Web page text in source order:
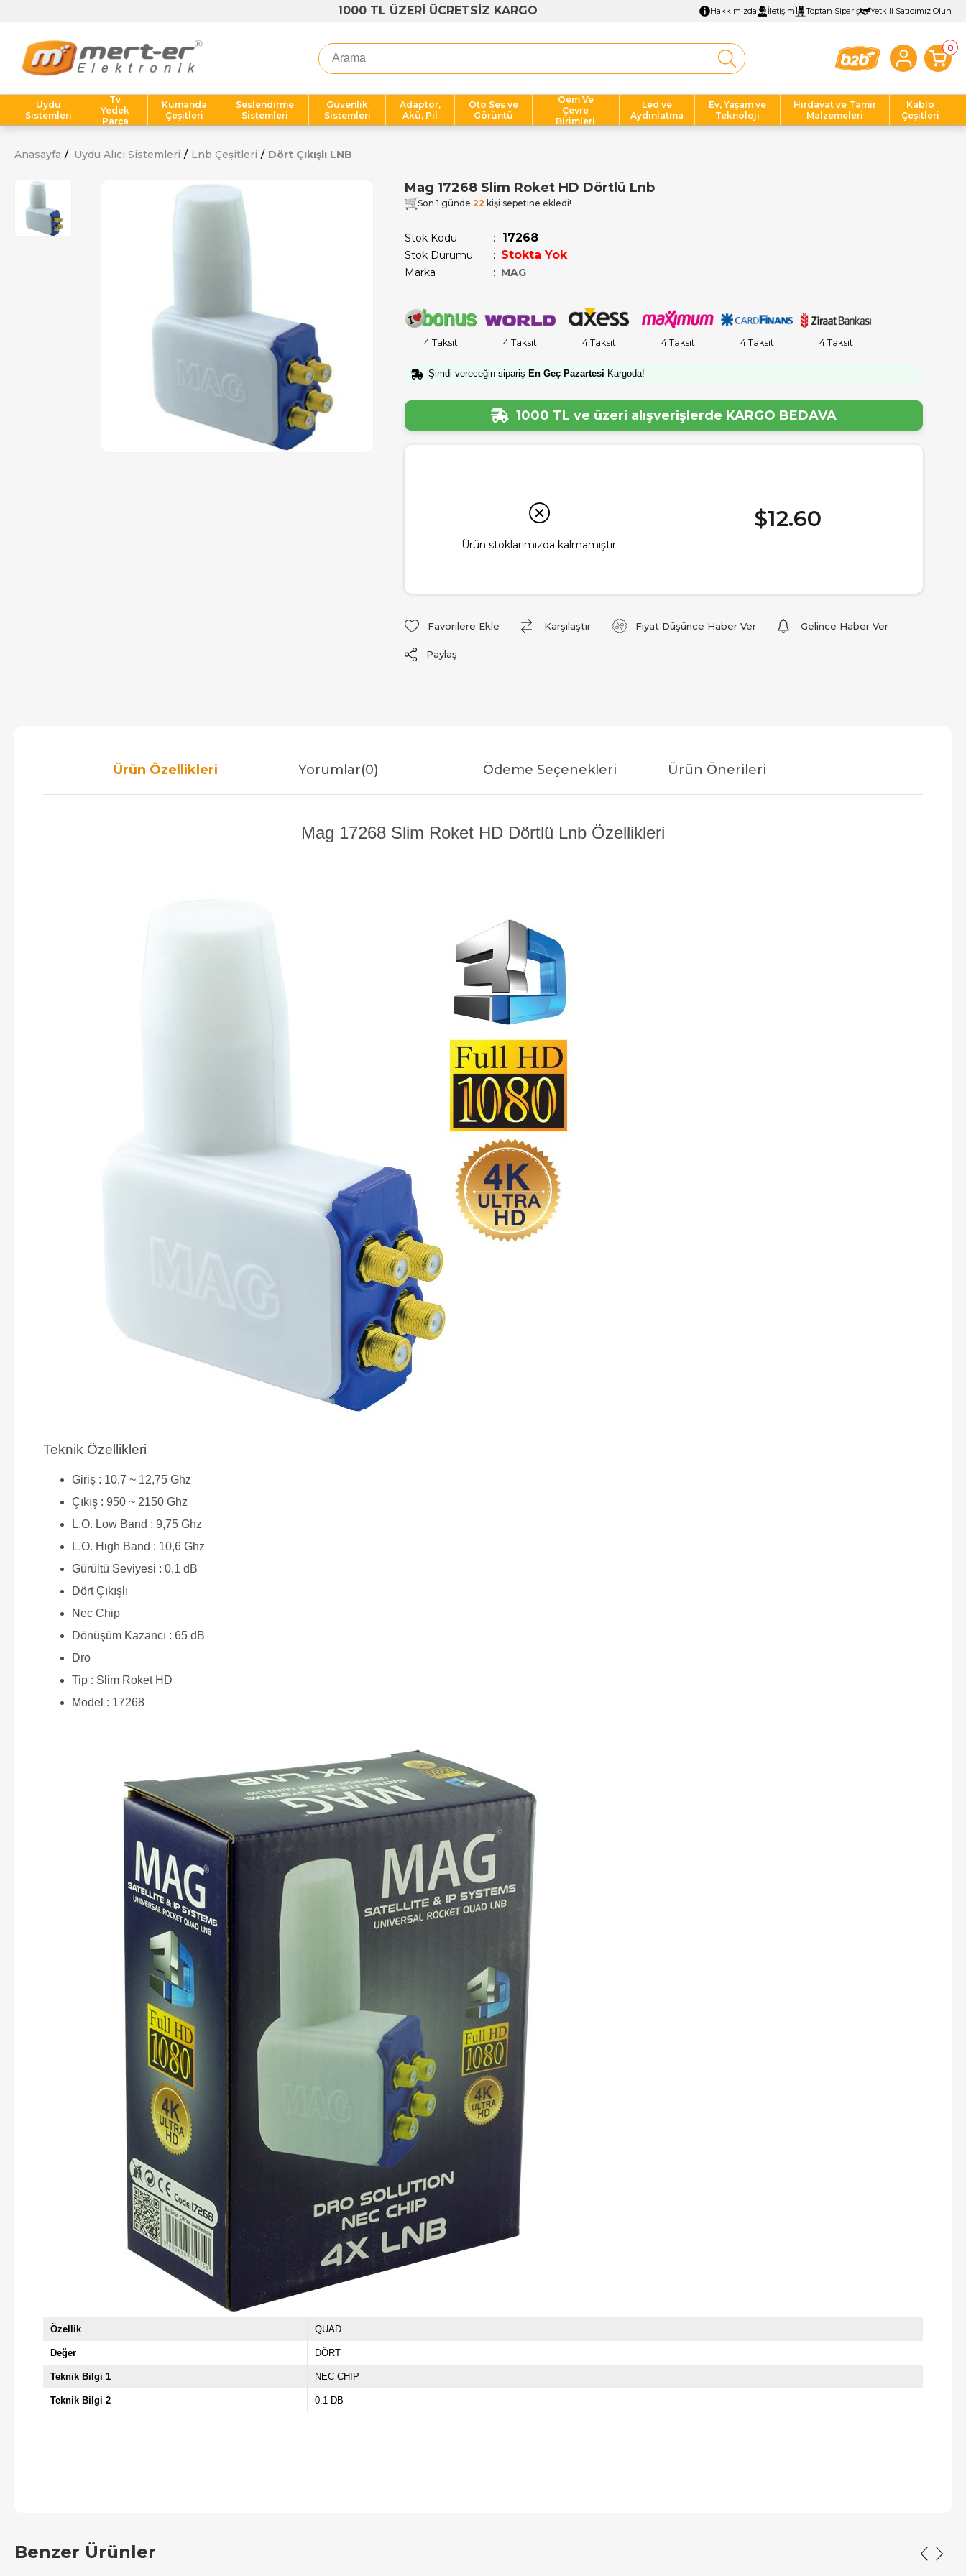
1000 TL ÜZERİ ÜCRETSİZ KARGO Hakkımızda İletişim Toptan Sipariş Yetkili Satıcımız Olun
0
Uydu
Sistemleri
Tv
Yedek
Parça
Kumanda
Çeşitleri
Seslendirme
Sistemleri
Güvenlik
Sistemleri
Adaptör,
Akü, Pil
Oto Ses ve
Görüntü
Oem Ve
Çevre
Birimleri
Led ve
Aydınlatma
Ev, Yaşam ve
Teknoloji
Hırdavat ve Tamir
Malzemeleri
Kablo
Çeşitleri
Anasayfa Uydu Alıcı Sistemleri Lnb Çeşitleri Dört Çıkışlı LNB
Mag 17268 Slim Roket HD Dörtlü Lnb
Son 1 günde 22 kişi sepetine ekledi!
Stok Kodu 17268
Stok Durumu : Stokta Yok
Marka : MAG
4 Taksit 4 Taksit 4 Taksit 4 Taksit 4 Taksit 4 Taksit
Şimdi vereceğin sipariş En Geç Pazartesi Kargoda!
1000 TL ve üzeri alışverişlerde KARGO BEDAVA
Ürün stoklarımızda kalmamıştır.
$12.60
Favorilere Ekle Karşılaştır Fiyat Düşünce Haber Ver Gelince Haber Ver
Paylaş
Ürün Özellikleri Yorumlar(0) Ödeme Seçenekleri Ürün Önerileri
Mag 17268 Slim Roket HD Dörtlü Lnb Özellikleri
Teknik Özellikleri
Giriş : 10,7 ~ 12,75 Ghz
Çıkış : 950 ~ 2150 Ghz
L.O. Low Band : 9,75 Ghz
L.O. High Band : 10,6 Ghz
Gürültü Seviyesi : 0,1 dB
Dört Çıkışlı
Nec Chip
Dönüşüm Kazancı : 65 dB
Dro
Tip : Slim Roket HD
Model : 17268
Özellik QUAD
Değer DÖRT
Teknik Bilgi 1 NEC CHIP
Teknik Bilgi 2 0.1 DB
Benzer Ürünler